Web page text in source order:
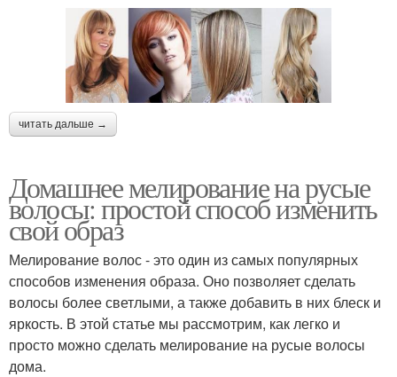
читать дальше →
Домашнее мелирование на русые
волосы: простой способ изменить
свой образ
Мелирование волос - это один из самых популярных
способов изменения образа. Оно позволяет сделать
волосы более светлыми, а также добавить в них блеск и
яркость. В этой статье мы рассмотрим, как легко и
просто можно сделать мелирование на русые волосы
дома.